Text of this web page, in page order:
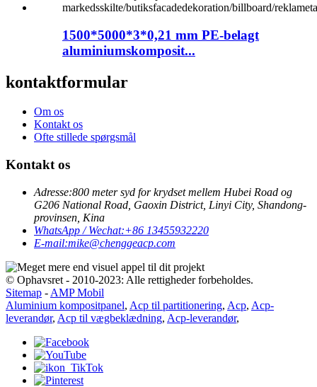
1500*5000*3*0,21 mm PE-belagt
aluminiumskomposit...
kontaktformular
Om os
Kontakt os
Ofte stillede spørgsmål
Kontakt os
Adresse:800 meter syd for krydset mellem Hubei Road og
G206 National Road, Gaoxin District, Linyi City, Shandong-
provinsen, Kina
WhatsApp / Wechat:+86 13455932220
E-mail:mike@chenggeacp.com
© Ophavsret - 2010-2023: Alle rettigheder forbeholdes.
Sitemap - AMP Mobil
Aluminium kompositpanel, Acp til partitionering, Acp, Acp-
leverandør, Acp til vægbeklædning, Acp-leverandør,